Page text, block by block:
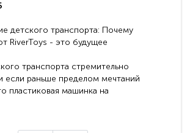
детского транспорта: Почему
RiverToys - это будущее
транспорта стремительно
если раньше пределом мечтаний
пластиковая машинка на